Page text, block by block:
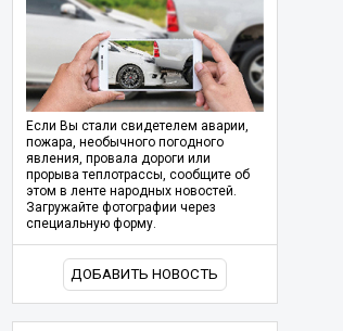
Если Вы стали свидетелем аварии,
пожара, необычного погодного
явления, провала дороги или
прорыва теплотрассы, сообщите об
этом в ленте народных новостей.
Загружайте фотографии через
специальную форму.
ДОБАВИТЬ НОВОСТЬ